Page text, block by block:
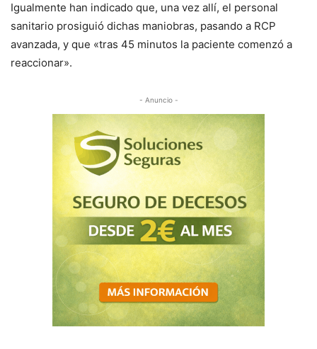
Igualmente han indicado que, una vez allí, el personal
sanitario prosiguió dichas maniobras, pasando a RCP
avanzada, y que «tras 45 minutos la paciente comenzó a
reaccionar».
- Anuncio -